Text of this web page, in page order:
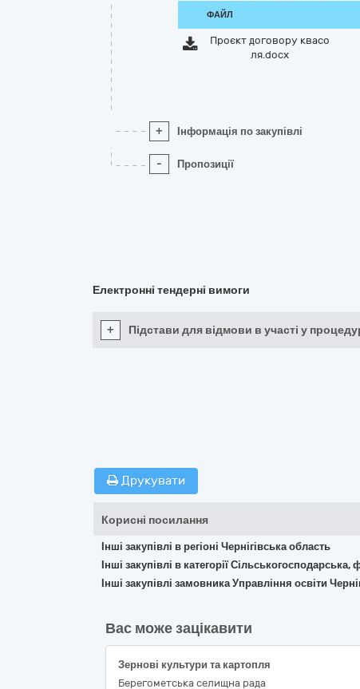
ФАЙЛ
Проєкт договору квасо
ля.docx
+ Інформація по закупівлі
- Пропозиції
Електронні тендерні вимоги
+ Підстави для відмови в участі у
Друкувати
Корисні посилання
Інші закупівлі в регіоні Чернігівська область
Інші закупівлі в категорії
Інші закупівлі замовника Управління освіти
Вас може зацікавити
Зернові культури та картопля
Берегометська селищна рада